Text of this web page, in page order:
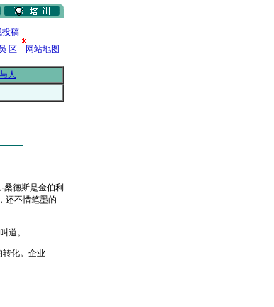
投稿
区
网站地图
人
德斯是金伯利
还不惜笔墨的
道。
化。企业